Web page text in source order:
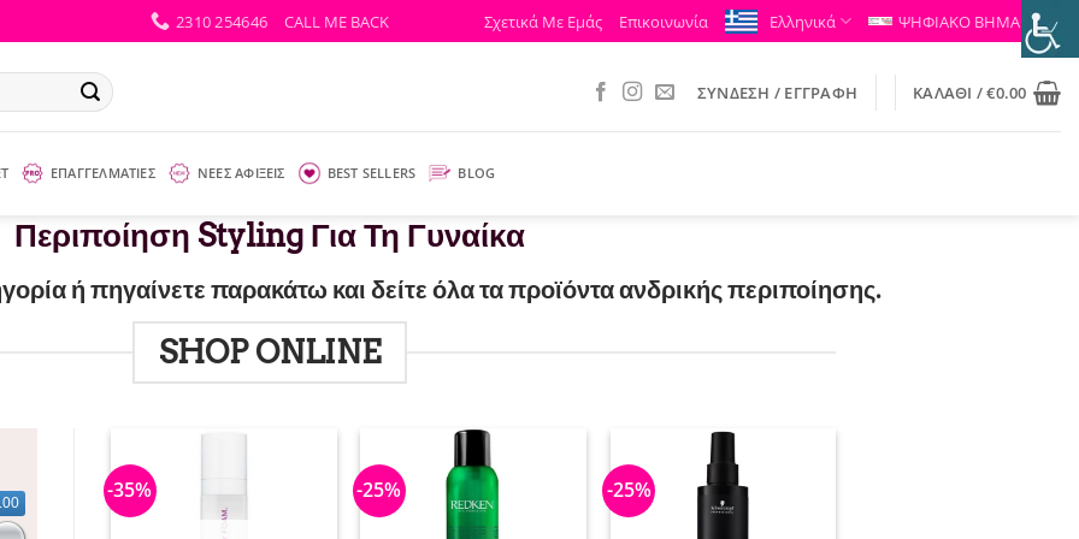
2310 254646 CALL ME BACK Σχετικά Με Εμάς Επικοινωνία Ελληνικά ΨΗΦΙΑΚΟ ΒΗΜΑ
ΣΎΝΔΕΣΗ / ΕΓΓΡΑΦΉ ΚΑΛΆΘΙ /€0.00
ΕΠΑΓΓΕΛΜΑΤΙΕΣ ΝΕΕΣ ΑΦΙΞΕΙΣ BEST SELLERS BLOG
Περιποίηση Styling Για Τη Γυναίκα
ή πηγαίνετε παρακάτω και δείτε όλα τα προϊόντα ανδρικής περιποίησης.
SHOP ONLINE
-35% -25% -25%